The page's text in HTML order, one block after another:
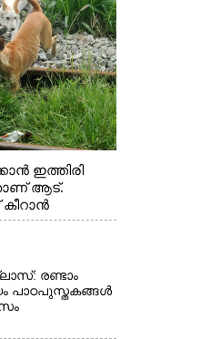
ഇത്തിരി
ആട്.
മറന്ന്
കാഴ്ച
രണ്ടാം
പാഠപുസ്തകങ്ങൾ